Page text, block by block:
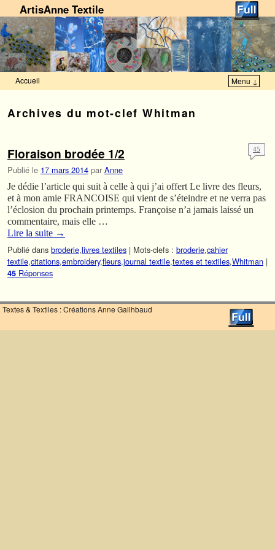
ArtisAnne Textile
Accueil Menu ↓
Archives du mot-clef Whitman
Floraison brodée 1/2
Publié le 17 mars 2014 par Anne
45
Je dédie l’article qui suit à celle à qui j’ai offert Le livre des fleurs,
et à mon amie FRANCOISE qui vient de s’éteindre et ne verra pas
l’éclosion du prochain printemps. Françoise n’a jamais laissé un
commentaire, mais elle …
Lire la suite →
Publié dans broderie,livres textiles | Mots-clefs : broderie,cahier
textile,citations,embroidery,fleurs,journal textile,textes et textiles,Whitman |
45 Réponses
Textes & Textiles : Créations Anne Gailhbaud